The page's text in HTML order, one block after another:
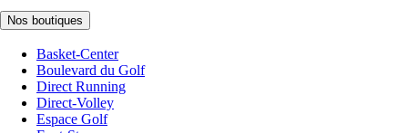
Nos boutiques
Basket-Center
Boulevard du Golf
Direct Running
Direct-Volley
Espace Golf